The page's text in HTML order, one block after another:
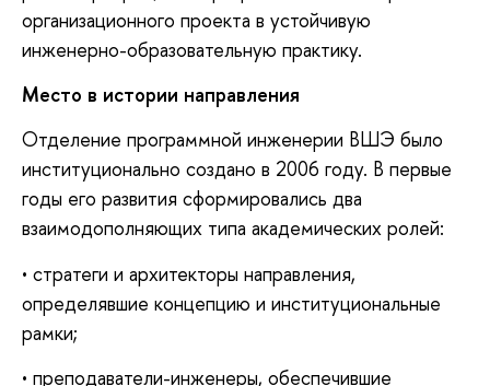
организационного проекта в устойчивую
инженерно-образовательную практику.
Место в истории направления
Отделение программной инженерии ВШЭ было
институционально создано в 2006 году. В первые
годы его развития сформировались два
взаимодополняющих типа академических ролей:
• стратеги и архитекторы направления,
определявшие концепцию и институциональные
рамки;
• преподаватели-инженеры, обеспечившие